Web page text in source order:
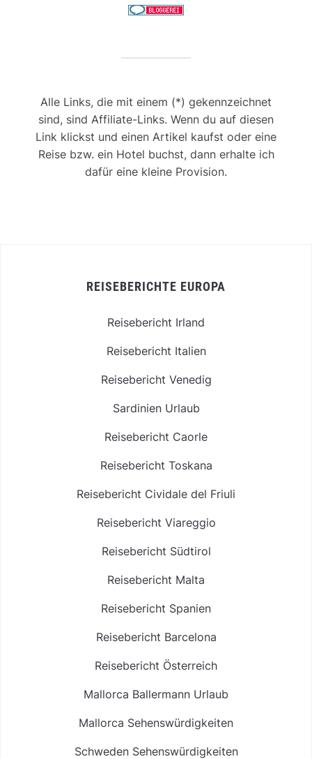
Alle Links, die mit einem (*) gekennzeichnet
sind, sind Affiliate-Links. Wenn du auf diesen
Link klickst und einen Artikel kaufst oder eine
Reise bzw. ein Hotel buchst, dann erhalte ich
dafür eine kleine Provision.
REISEBERICHTE EUROPA
Reisebericht Irland
Reisebericht Italien
Reisebericht Venedig
Sardinien Urlaub
Reisebericht Caorle
Reisebericht Toskana
Reisebericht Cividale del Friuli
Reisebericht Viareggio
Reisebericht Südtirol
Reisebericht Malta
Reisebericht Spanien
Reisebericht Barcelona
Reisebericht Österreich
Mallorca Ballermann Urlaub
Mallorca Sehenswürdigkeiten
Schweden Sehenswürdigkeiten